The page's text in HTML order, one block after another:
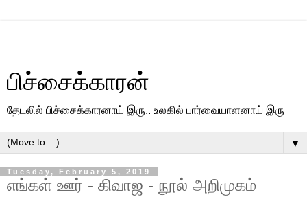
பிச்சைக்காரன்
தேடலில் பிச்சைக்காரனாய் இரு.. உலகில் பார்வையாளனாய் இரு
▼
Tuesday, February 5, 2019
எங்கள் ஊர் - கிவாஜ - நூல் அறிமுகம்